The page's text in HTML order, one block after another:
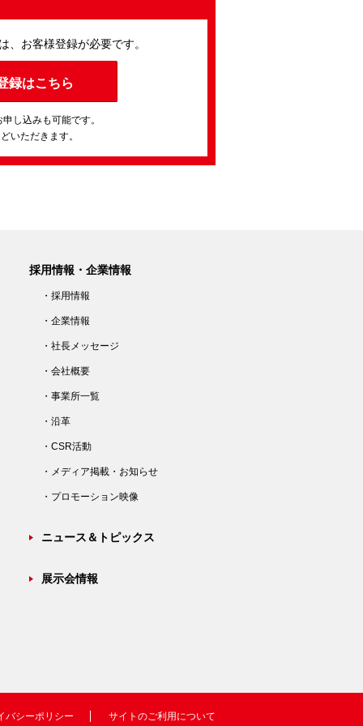
、お客様登録が必要です。
録はこちら
し込みも可能です。
いただきます。
採用情報・企業情報
・採用情報
・企業情報
・社長メッセージ
・会社概要
・事業所一覧
・沿革
・CSR活動
・メディア掲載・お知らせ
・プロモーション映像
ニュース＆トピックス
展示会情報
バシーポリシー サイトのご利用について